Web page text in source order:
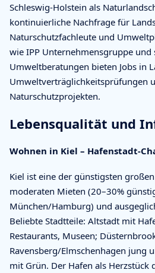
Schleswig-Holstein als
kontinuierliche Nachfrage für
Naturschutzfachleute und
wie IPP Unternehmensgruppe und
Umweltberatungen bieten Jobs in
Umweltverträglichkeitsprüfungen
Naturschutzprojekten.
Lebensqualität und
Wohnen in Kiel – Hafenstadt-
Kiel ist eine der günstigsten
moderaten Mieten (20–30%
München/Hamburg) und
Beliebte Stadtteile: Altstadt mit
Restaurants, Museen;
Ravensberg/Elmschenhagen jung
mit Grün. Der Hafen als Herzstück